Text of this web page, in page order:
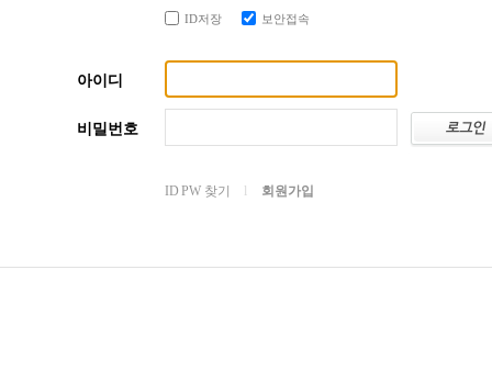
ID저장 보안접속
아이디
비밀번호
ID PW 찾기 회원가입